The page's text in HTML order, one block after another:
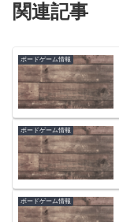
関連記事
ボードゲーム情報
ボードゲーム情報
ボードゲーム情報